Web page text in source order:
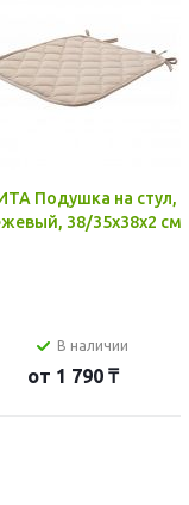
Подушка на стул,
38/35x38x2 см
В наличии
от 1 790 ₸